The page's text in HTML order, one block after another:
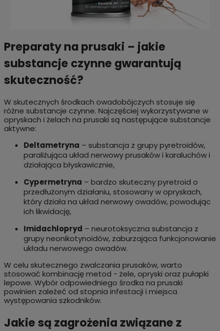
Preparaty na prusaki – jakie
substancje czynne gwarantują
skuteczność?
W skutecznych środkach owadobójczych stosuje się
różne substancje czynne. Najczęściej wykorzystywane w
opryskach i żelach na prusaki są następujące substancje
aktywne:
Deltametryna – substancja z grupy pyretroidów,
paraliżująca układ nerwowy prusaków i karaluchów i
działająca błyskawicznie,
Cypermetryna – bardzo skuteczny pyretroid o
przedłużonym działaniu, stosowany w opryskach,
który działa na układ nerwowy owadów, powodując
ich likwidację,
Imidachlopryd – neurotoksyczna substancja z
grupy neonikotynoidów, zaburzająca funkcjonowanie
układu nerwowego owadów.
W celu skutecznego zwalczania prusaków, warto
stosować kombinację metod - żele, opryski oraz pułapki
lepowe. Wybór odpowiedniego środka na prusaki
powinien zależeć od stopnia infestacji i miejsca
występowania szkodników.
Jakie są zagrożenia związane z